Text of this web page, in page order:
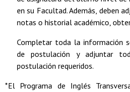
en su Facultad. Además, deben
notas o historial académico,
Completar toda la información
de postulación y adjuntar
postulación requeridos.
*El Programa de Inglés